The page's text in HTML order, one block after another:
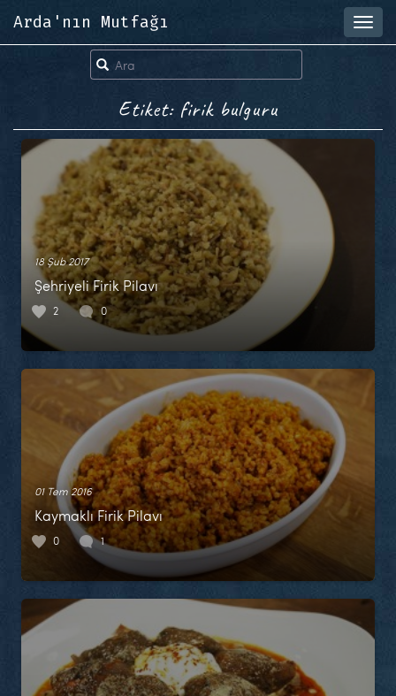
Arda'nın Mutfağı
Etiket: firik bulguru
18 Şub 2017
Şehriyeli Firik Pilavı
2 0
01 Tem 2016
Kaymaklı Firik Pilavı
0 1